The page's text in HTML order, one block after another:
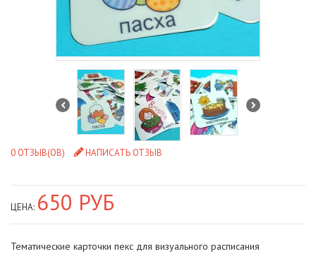
0 ОТЗЫВ(ОВ) НАПИСАТЬ ОТЗЫВ
ЦЕНА: 650 РУБ
Тематические карточки пекс для визуального расписания